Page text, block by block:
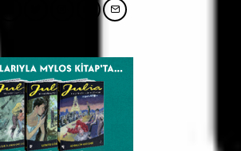
Instagram
YouTubeEmail